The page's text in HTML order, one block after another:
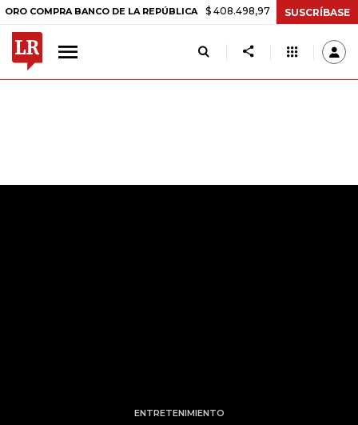
BANCO DE LA REPÚBLICA $ 408.498,97 +$ 8.753,81 +2,19%
SUSCRÍBASE
ENTRETENIMIENTO